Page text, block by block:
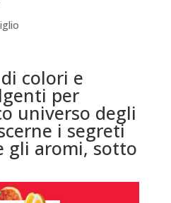
colori e
per
universo degli
i segreti
gli aromi, sotto